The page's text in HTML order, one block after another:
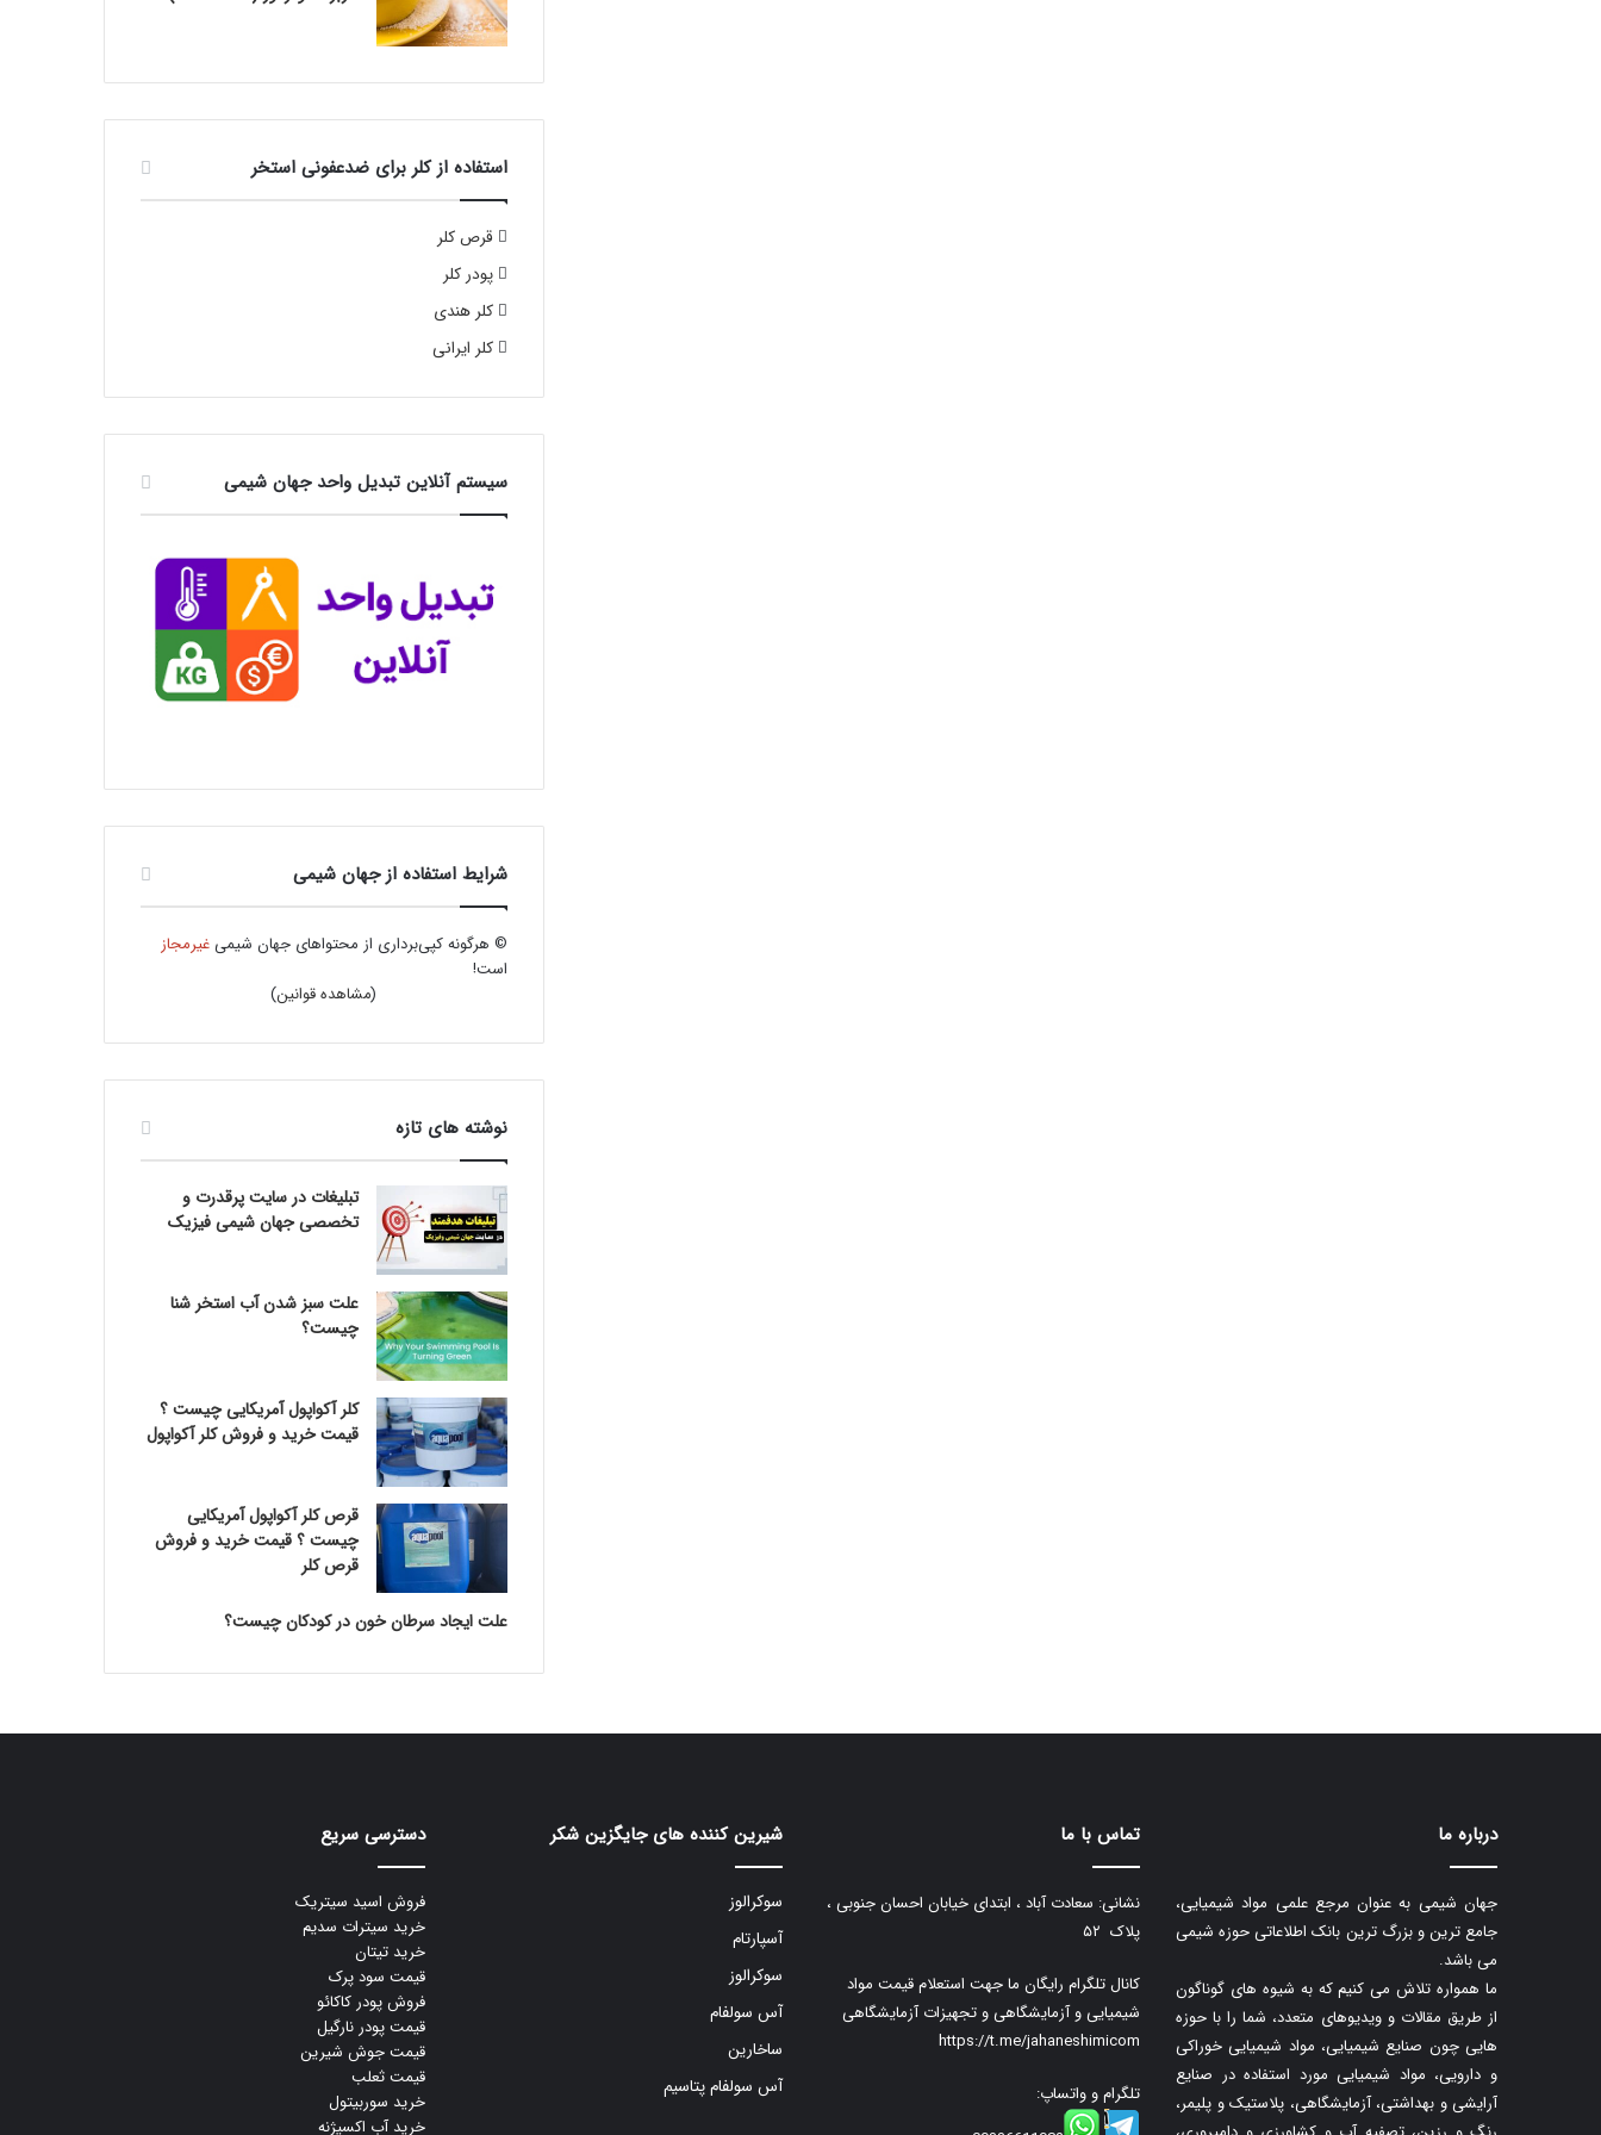
استفاده از کلر برای ضدعفونی استخر
قرص کلر
پودر کلر
کلر هندی
کلر ایرانی
سیستم آنلاین تبدیل واحد جهان شیمی
شرایط استفاده از جهان شیمی
© هرگونه کپی‌برداری از محتواهای جهان شیمیغیرمجاز
است!
(مشاهده قوانین)
نوشته های تازه
تبلیغات در سایت پرقدرت و
تخصصی جهان شیمی فیزیک
علت سبز شدن آب استخر شنا
چیست؟
کلر آکواپول آمریکایی چیست ؟
قیمت خرید و فروش کلر آکواپول
قرص کلر آکواپول آمریکایی
چیست ؟ قیمت خرید و فروش
قرص کلر
علت ایجاد سرطان خون در کودکان چیست؟
درباره ما
جهان شیمی به عنوان مرجع علمی مواد شیمیایی،
جامع ترین و بزرگ ترین بانک اطلاعاتی حوزه شیمی
می باشد.
ما همواره تلاش می کنیم که به شیوه های گوناگون
از طریق مقالات و ویدیوهای متعدد، شما را با حوزه
هایی چون صنایع شیمیایی، مواد شیمیایی خوراکی
و دارویی، مواد شیمیایی مورد استفاده در صنایع
آرایشی و بهداشتی، آزمایشگاهی، پلاستیک و پلیمر،
تماس با ما
نشانی: سعادت آباد ، ابتدای خیابان احسان جنوبی ،
پلاک ۵۲
کانال تلگرام رایگان ما جهت استعلام قیمت مواد
شیمیایی و آزمایشگاهی و تجهیزات آزمایشگاهی
https://t.me/jahaneshimicom
تلگرام و واتساپ:
شیرین کننده های جایگزین شکر
سوکرالوز
آسپارتام
سوکرالوز
آس سولفام
ساخارین
آس سولفام پتاسیم
دسترسی سریع
فروش اسید سیتریک
خرید سیترات سدیم
خرید تیتان
قیمت سود پرک
فروش پودر کاکائو
قیمت پودر نارگیل
قیمت جوش شیرین
قیمت ثعلب
خرید سوربیتول
خرید آب اکسیژنه